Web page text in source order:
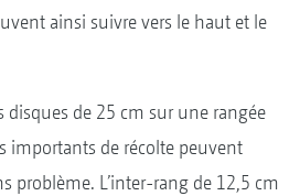
ainsi suivre vers le haut et le
disques de 25 cm sur une rangée
importants de récolte peuvent
problème. L’inter-rang de 12,5 cm